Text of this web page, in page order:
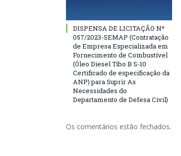
DISPENSA DE LICITAÇÃO Nº
057/2023-SEMAP (Contratação
de Empresa Especializada em
Fornecimento de Combustível
(Óleo Diesel Tibo B S-10
Certificado de especificação da
ANP) para Suprir As
Necessidades do
Departamento de Defesa Civil)
Os comentários estão fechados.